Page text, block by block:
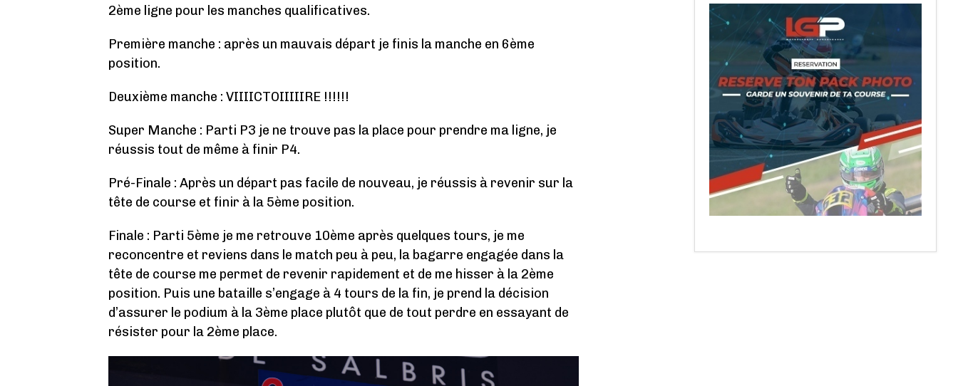
2ème ligne pour les manches qualificatives.
Première manche : après un mauvais départ je finis la manche en 6ème
position.
Deuxième manche : VIIIICTOIIIIIRE !!!!!!
Super Manche : Parti P3 je ne trouve pas la place pour prendre ma ligne, je
réussis tout de même à finir P4.
Pré-Finale : Après un départ pas facile de nouveau, je réussis à revenir sur la
tête de course et finir à la 5ème position.
Finale : Parti 5ème je me retrouve 10ème après quelques tours, je me
reconcentre et reviens dans le match peu à peu, la bagarre engagée dans la
tête de course me permet de revenir rapidement et de me hisser à la 2ème
position. Puis une bataille s’engage à 4 tours de la fin, je prend la décision
d’assurer le podium à la 3ème place plutôt que de tout perdre en essayant de
résister pour la 2ème place.